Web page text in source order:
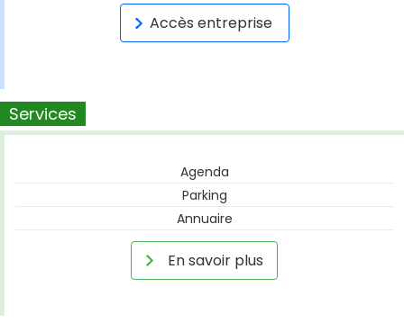
Accès entreprise
Services
Agenda
Parking
Annuaire
En savoir plus